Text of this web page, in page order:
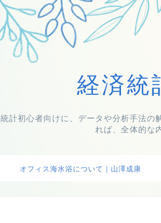
経済統
統計初心者向けに、データや分析手法の
れば、全体的な
オフィス海水浴について｜山澤成康